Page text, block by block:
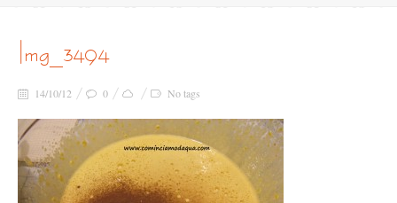
img_3494
14/10/12 0 No tags